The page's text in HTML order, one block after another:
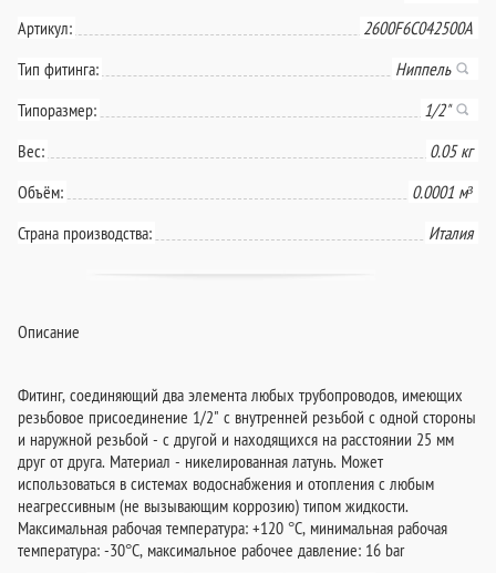
Артикул:
2600F6C042500A
Тип фитинга:
Ниппель
Типоразмер:
1/2"
Вес:
0.05 кг
Объём:
0.0001 м³
Страна производства:
Италия
Описание
Фитинг, соединяющий два элемента любых трубопроводов, имеющих
резьбовое присоединение 1/2" с внутренней резьбой с одной стороны
и наружной резьбой - с другой и находящихся на расстоянии 25 мм
друг от друга. Материал - никелированная латунь. Может
использоваться в системах водоснабжения и отопления с любым
неагрессивным (не вызывающим коррозию) типом жидкости.
Максимальная рабочая температура: +120 °C, минимальная рабочая
температура: -30°C, максимальное рабочее давление: 16 bar